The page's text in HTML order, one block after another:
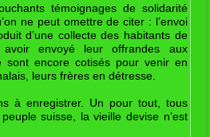
témoignages de solidarité
ne peut omettre de citer : l’envoi
d’une collecte des habitants de
envoyé leur offrandes aux
sont encore cotisés pour venir en
leurs frères en détresse.
à enregistrer. Un pour tout, tous
suisse, la vieille devise n’est